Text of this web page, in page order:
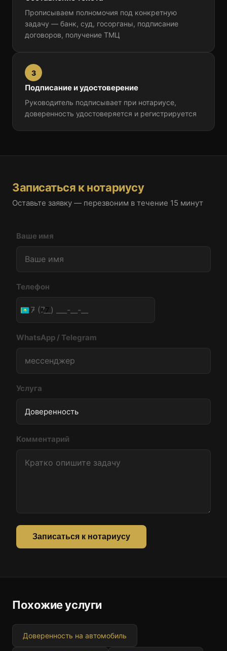
Прописываем полномочия под конкретную
задачу — банк, суд, госорганы, подписание
договоров, получение ТМЦ
3
Подписание и удостоверение
Руководитель подписывает при нотариусе,
доверенность удостоверяется и регистрируется
Записаться к нотариусу
Оставьте заявку — перезвоним в течение 15 минут
Ваше имя
Телефон
Kazakhstan
+7
+7
WhatsApp / Telegram
Услуга
Комментарий
Записаться к нотариусу
Похожие услуги
Доверенность на автомобиль